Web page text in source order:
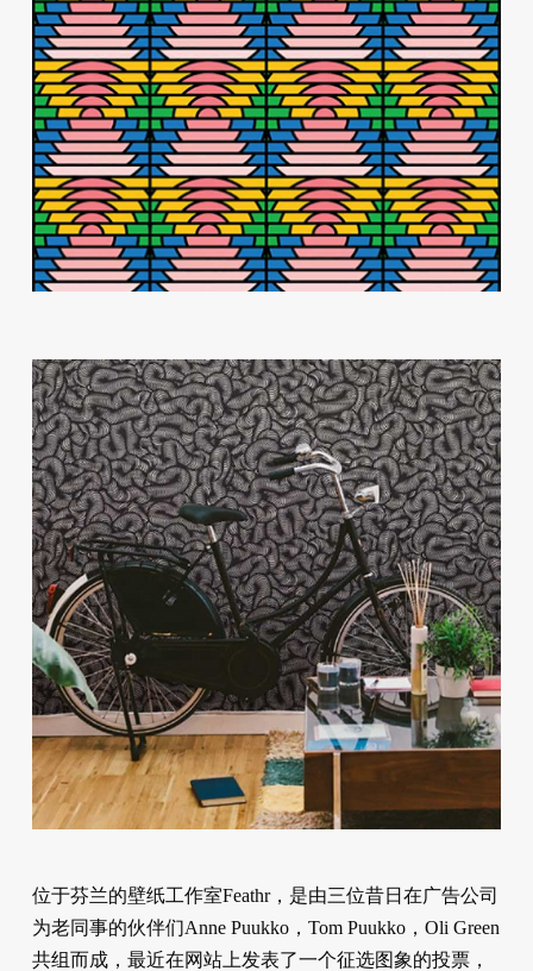
位于芬兰的壁纸工作室Feathr，是由三位昔日在广告公司
为老同事的伙伴们Anne Puukko，Tom Puukko，Oli Green
共组而成，最近在网站上发表了一个征选图象的投票，